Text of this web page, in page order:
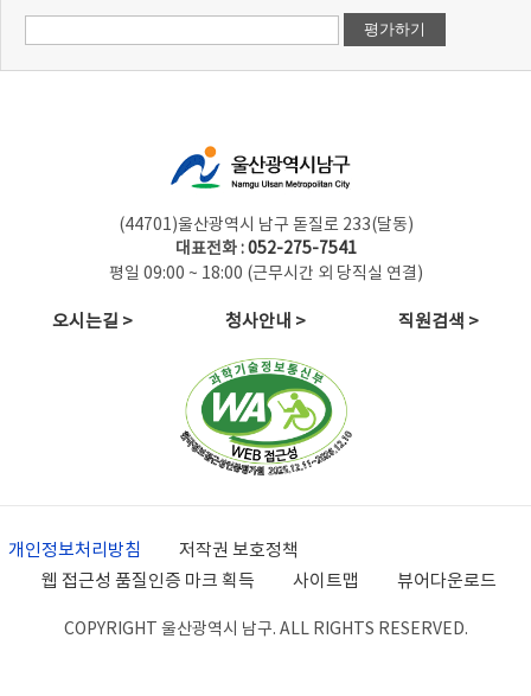
(44701)울산광역시 남구 돋질로 233(달동)
대표전화 :052-275-7541
평일 09:00 ~ 18:00 (근무시간 외 당직실 연결)
오시는길 > 청사안내 > 직원검색 >
개인정보처리방침
저작권 보호정책
웹 접근성 품질인증 마크 획득
사이트맵 뷰어다운로드
COPYRIGHT 울산광역시 남구. ALL RIGHTS RESERVED.